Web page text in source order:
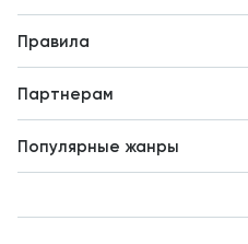
Новости
Правила
Партнерам
Популярные жанры
Магические академии